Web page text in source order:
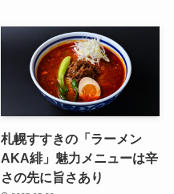
札幌すすきの「ラーメン
AKA緋」魅力メニューは辛
さの先に旨さあり